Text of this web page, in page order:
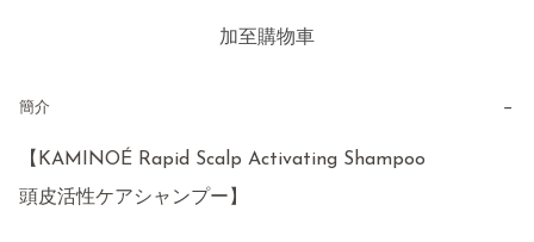
加至購物車
簡介 −
【KAMINOÉ Rapid Scalp Activating Shampoo
頭皮活性ケアシャンプー】